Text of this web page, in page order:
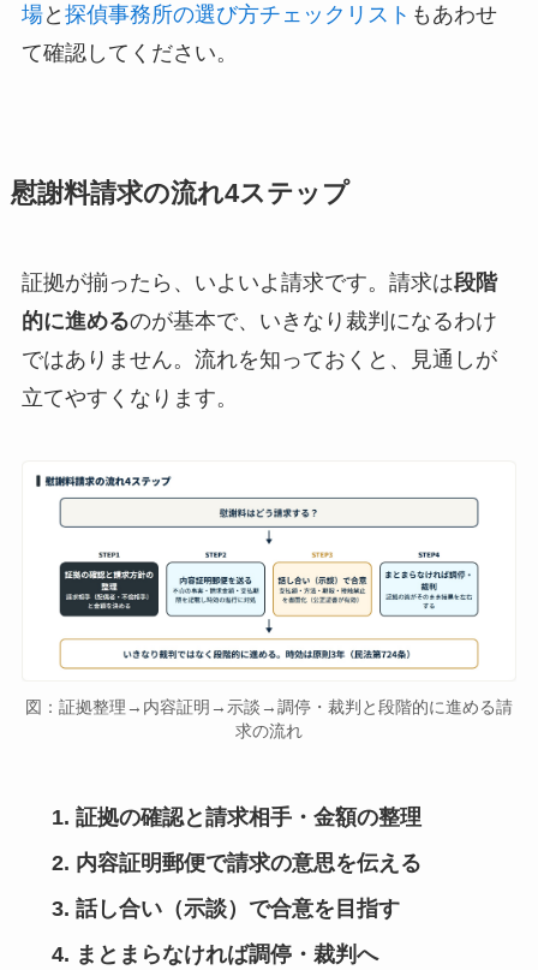
場と 探偵事務所の選び方チェックリスト もあわせ
て確認してください。
慰謝料請求の流れ4ステップ
証拠が揃ったら、いよいよ請求です。請求は段階
的に進めるのが基本で、いきなり裁判になるわけ
ではありません。流れを知っておくと、見通しが
立てやすくなります。
図：証拠整理→内容証明→示談→調停・裁判と段階的に進める請
求の流れ
証拠の確認と請求相手・金額の整理
内容証明郵便で請求の意思を伝える
話し合い（示談）で合意を目指す
まとまらなければ調停・裁判へ